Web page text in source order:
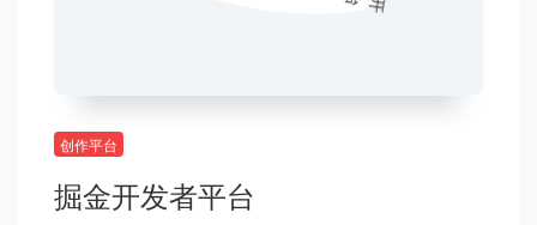
创作平台
掘金开发者平台